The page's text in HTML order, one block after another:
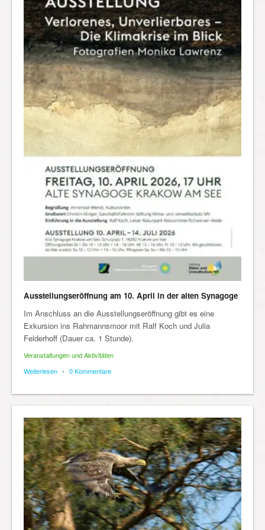
Ausstellungseröffnung am 10. April in der alten Synagoge
Im Anschluss an die Ausstellungseröffnung gibt es eine
Exkursion ins Rahmannsmoor mit Ralf Koch und Julia
Felderhoff (Dauer ca. 1 Stunde).
Veranstaltungen und Aktivitäten
Weiterlesen • 0 Kommentare